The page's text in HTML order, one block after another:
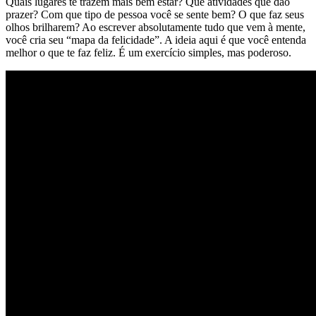
prazer? Com que tipo de pessoa você se sente bem? O que faz seus
olhos brilharem? Ao escrever absolutamente tudo que vem à mente,
você cria seu “mapa da felicidade”. A ideia aqui é que você entenda
melhor o que te faz feliz. É um exercício simples, mas poderoso.